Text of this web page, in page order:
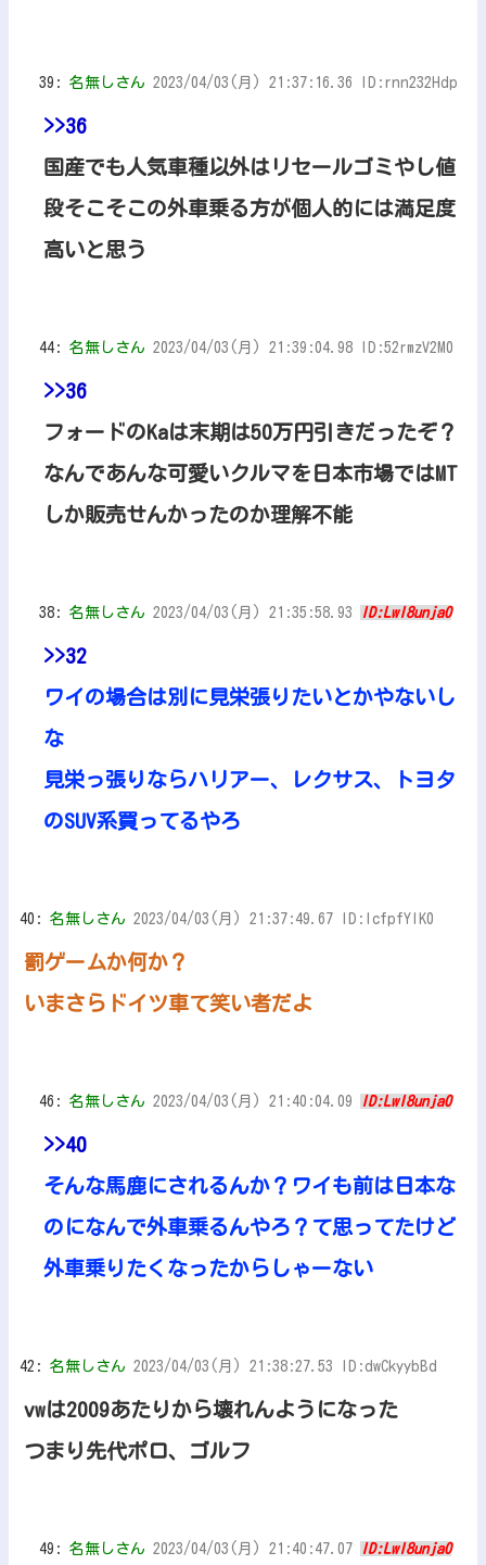
39: 名無しさん 2023/04/03(月) 21:37:16.36 ID:rnn232Hdp
>>36
国産でも人気車種以外はリセールゴミやし値
段そこそこの外車乗る方が個人的には満足度
高いと思う
44: 名無しさん 2023/04/03(月) 21:39:04.98 ID:52rmzV2M0
>>36
フォードのKaは末期は50万円引きだったぞ？
なんであんな可愛いクルマを日本市場ではMT
しか販売せんかったのか理解不能
38: 名無しさん 2023/04/03(月) 21:35:58.93 ID:LwI8unja0
>>32
ワイの場合は別に見栄張りたいとかやないし
な
見栄っ張りならハリアー、レクサス、トヨタ
のSUV系買ってるやろ
40: 名無しさん 2023/04/03(月) 21:37:49.67 ID:lcfpfYIK0
罰ゲームか何か？
いまさらドイツ車て笑い者だよ
46: 名無しさん 2023/04/03(月) 21:40:04.09 ID:LwI8unja0
>>40
そんな馬鹿にされるんか？ワイも前は日本な
のになんで外車乗るんやろ？て思ってたけど
外車乗りたくなったからしゃーない
42: 名無しさん 2023/04/03(月) 21:38:27.53 ID:dwCkyybBd
vwは2009あたりから壊れんようになった
つまり先代ポロ、ゴルフ
49: 名無しさん 2023/04/03(月) 21:40:47.07 ID:LwI8unja0